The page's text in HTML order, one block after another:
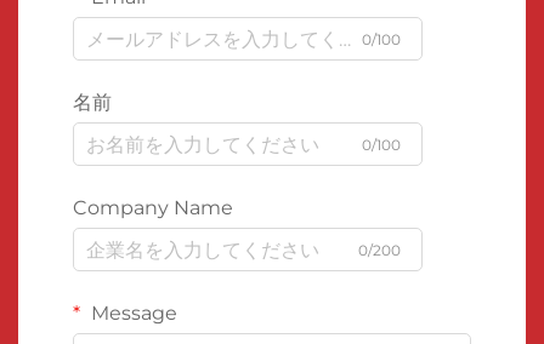
0/100
名前
0/100
Company Name
0/200
Message